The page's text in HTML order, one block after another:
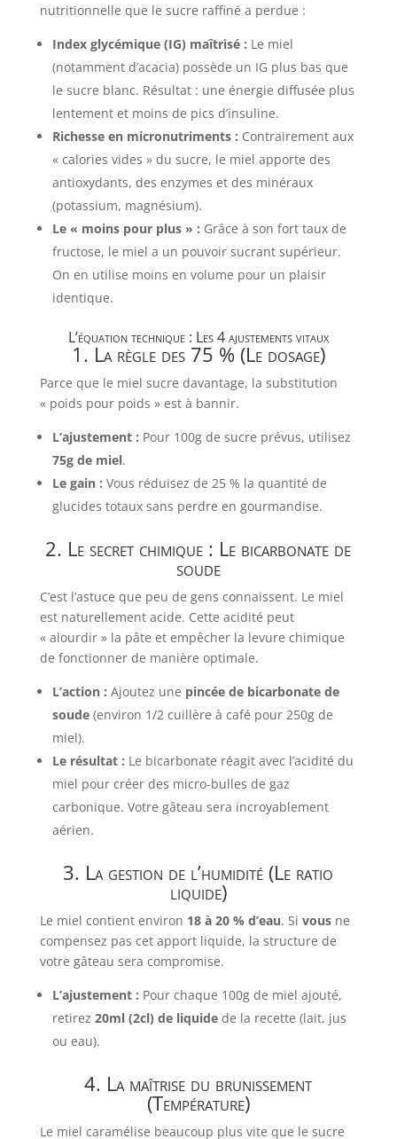
nutritionnelle que le sucre raffiné a perdue :
Index glycémique (IG) maîtrisé : Le miel
(notamment d’acacia) possède un IG plus bas que
le sucre blanc. Résultat : une énergie diffusée plus
lentement et moins de pics d’insuline.
Richesse en micronutriments : Contrairement aux
« calories vides » du sucre, le miel apporte des
antioxydants, des enzymes et des minéraux
(potassium, magnésium).
Le « moins pour plus » : Grâce à son fort taux de
fructose, le miel a un pouvoir sucrant supérieur.
On en utilise moins en volume pour un plaisir
identique.
L’équation technique : Les 4 ajustements vitaux
1. La règle des 75 % (Le dosage)
Parce que le miel sucre davantage, la substitution
« poids pour poids » est à bannir.
L’ajustement : Pour 100g de sucre prévus, utilisez
75g de miel.
Le gain : Vous réduisez de 25 % la quantité de
glucides totaux sans perdre en gourmandise.
2. Le secret chimique : Le bicarbonate de
soude
C’est l’astuce que peu de gens connaissent. Le miel
est naturellement acide. Cette acidité peut
« alourdir » la pâte et empêcher la levure chimique
de fonctionner de manière optimale.
L’action : Ajoutez une pincée de bicarbonate de
soude(environ 1/2 cuillère à café pour 250g de
miel).
Le résultat : Le bicarbonate réagit avec l’acidité du
miel pour créer des micro-bulles de gaz
carbonique. Votre gâteau sera incroyablement
aérien.
3. La gestion de l’humidité (Le ratio
liquide)
Le miel contient environ 18 à 20 % d’eau. Si vousne
compensez pas cet apport liquide, la structure de
votre gâteau sera compromise.
L’ajustement : Pour chaque 100g de miel ajouté,
retirez 20ml (2cl) de liquidede la recette (lait, jus
ou eau).
4. La maîtrise du brunissement
(Température)
Le miel caramélise beaucoup plus vite que le sucre